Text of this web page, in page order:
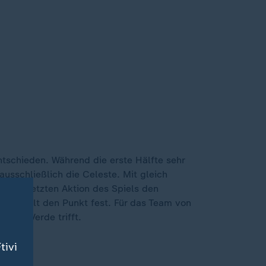
Während die erste Hälfte sehr
die Celeste. Mit gleich
letzten Aktion des Spiels den
hielt den Punkt fest. Für das Team von
Kap Verde trifft.